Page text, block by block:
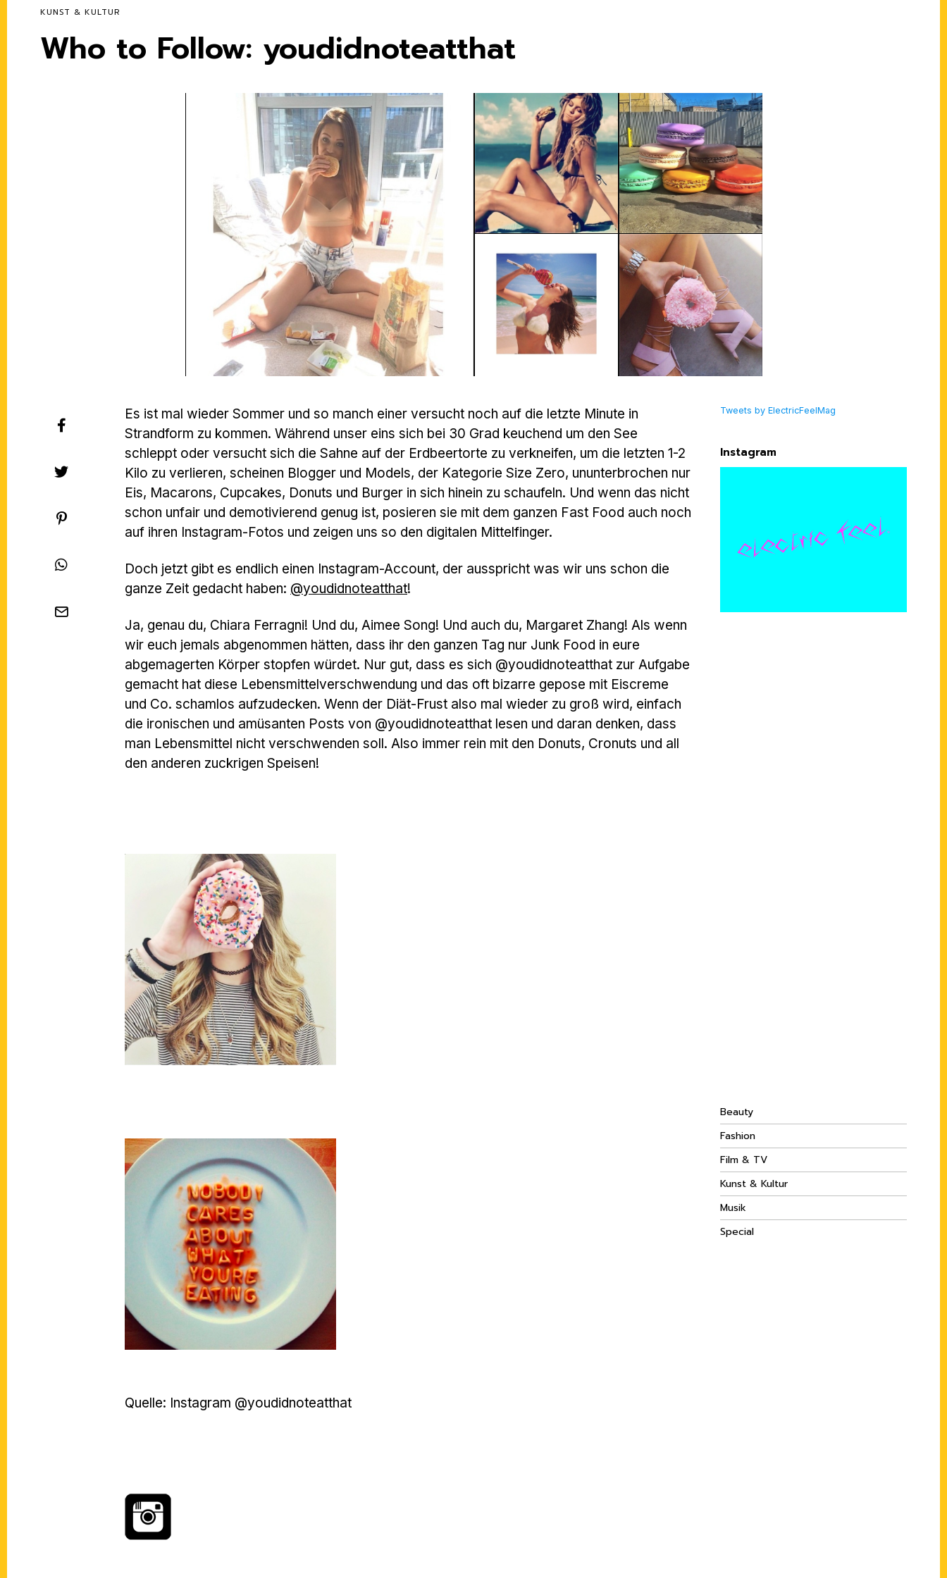
KUNST & KULTUR
Who to Follow: youdidnoteatthat
Es ist mal wieder Sommer und so manch einer versucht noch auf die letzte Minute in
Strandform zu kommen. Während unser eins sich bei 30 Grad keuchend um den See
schleppt oder versucht sich die Sahne auf der Erdbeertorte zu verkneifen, um die letzten 1-2
Kilo zu verlieren, scheinen Blogger und Models, der Kategorie Size Zero, ununterbrochen nur
Eis, Macarons, Cupcakes, Donuts und Burger in sich hinein zu schaufeln. Und wenn das nicht
schon unfair und demotivierend genug ist, posieren sie mit dem ganzen Fast Food auch noch
auf ihren Instagram-Fotos und zeigen uns so den digitalen Mittelfinger.
Doch jetzt gibt es endlich einen Instagram-Account, der ausspricht was wir uns schon die
ganze Zeit gedacht haben: @youdidnoteatthat!
Ja, genau du, Chiara Ferragni! Und du, Aimee Song! Und auch du, Margaret Zhang! Als wenn
wir euch jemals abgenommen hätten, dass ihr den ganzen Tag nur Junk Food in eure
abgemagerten Körper stopfen würdet. Nur gut, dass es sich @youdidnoteatthat zur Aufgabe
gemacht hat diese Lebensmittelverschwendung und das oft bizarre gepose mit Eiscreme
und Co. schamlos aufzudecken. Wenn der Diät-Frust also mal wieder zu groß wird, einfach
die ironischen und amüsanten Posts von @youdidnoteatthat lesen und daran denken, dass
man Lebensmittel nicht verschwenden soll. Also immer rein mit den Donuts, Cronuts und all
den anderen zuckrigen Speisen!
Quelle: Instagram @youdidnoteatthat
Tweets by ElectricFeelMag
Instagram
Beauty
Fashion
Film & TV
Kunst & Kultur
Musik
Special